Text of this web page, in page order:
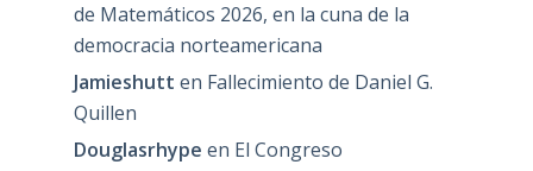
de Matemáticos 2026, en la cuna de la
democracia norteamericana
Jamieshutt en Fallecimiento de Daniel G.
Quillen
Douglasrhype en El Congreso